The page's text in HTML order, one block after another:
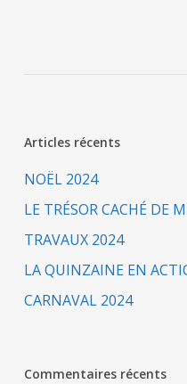
Articles récents
NOËL 2024
LE TRÉSOR CACHÉ DE
TRAVAUX 2024
LA QUINZAINE EN
CARNAVAL 2024
Commentaires récents